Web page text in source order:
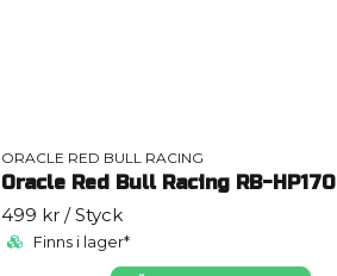
ORACLE RED BULL RACING
Oracle Red Bull Racing RB-HP170
499 kr / Styck
Finns i lager*